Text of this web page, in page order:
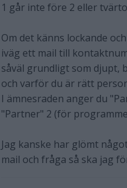
1 går inte före 2 eller
Om det känns lockande
iväg ett mail till
såväl grundligt som djupt,
och varför du är rätt
I ämnesraden anger du
"Partner" 2 (för
Jag kanske har glömt
mail och fråga så ska jag